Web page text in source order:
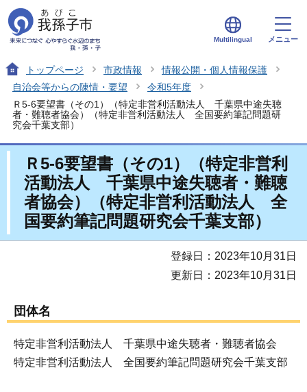
Multilingual メニュー
トップページ 市政情報
情報公開・個人情報保護
自治会等からの陳情・要望
令和5年度
Ｒ5-6要望書（その1）（特定非営利活動法人 千葉県中途失聴
者・難聴者協会）（特定非営利活動法人 全国要約筆記問題研
究会千葉支部）
Ｒ5-6要望書（その1）（特定非営利
活動法人 千葉県中途失聴者・難聴
者協会）（特定非営利活動法人 全
国要約筆記問題研究会千葉支部）
登録日：2023年10月31日
更新日：2023年10月31日
団体名
特定非営利活動法人 千葉県中途失聴者・難聴者協会
特定非営利活動法人 全国要約筆記問題研究会千葉支部